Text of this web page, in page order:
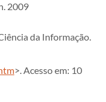
2009
da Informação.
>. Acesso em: 10